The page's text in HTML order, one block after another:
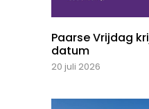
Paarse Vrijdag
datum
20 juli 2026